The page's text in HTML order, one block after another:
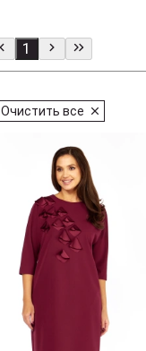
1
Очистить все